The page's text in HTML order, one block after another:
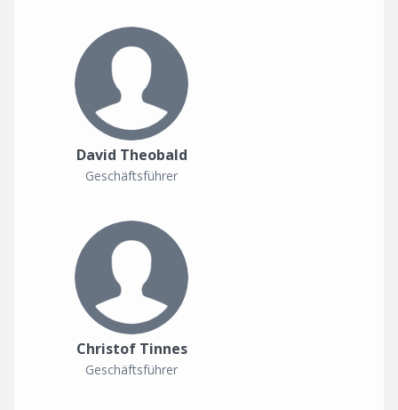
David Theobald
Geschäftsführer
Christof Tinnes
Geschäftsführer